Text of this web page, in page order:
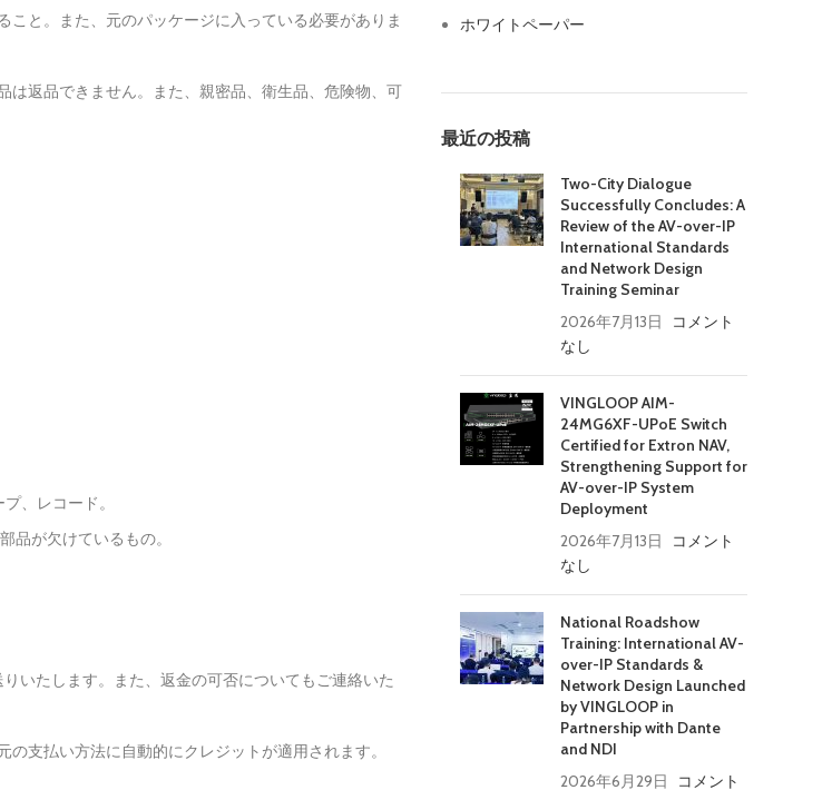
と。また、元のパッケージに入っている必要がありま
返品できません。また、親密品、衛生品、危険物、可
、レコード。
品が欠けているもの。
いたします。また、返金の可否についてもご連絡いた
支払い方法に自動的にクレジットが適用されます。
ホワイトペーパー
最近の投稿
Two-City Dialogue
Successfully Concludes: A
Review of the AV-over-IP
International Standards
and Network Design
Training Seminar
2026年7月13日
コメント
なし
VINGLOOP AIM-
24MG6XF-UPoE Switch
Certified for Extron NAV,
Strengthening Support for
AV-over-IP System
Deployment
2026年7月13日
コメント
なし
National Roadshow
Training: International AV-
over-IP Standards &
Network Design Launched
by VINGLOOP in
Partnership with Dante
and NDI
2026年6月29日
コメント